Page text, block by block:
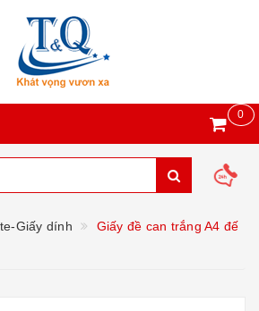
0
Giấy dính
Giấy đề can trắng A4 đế